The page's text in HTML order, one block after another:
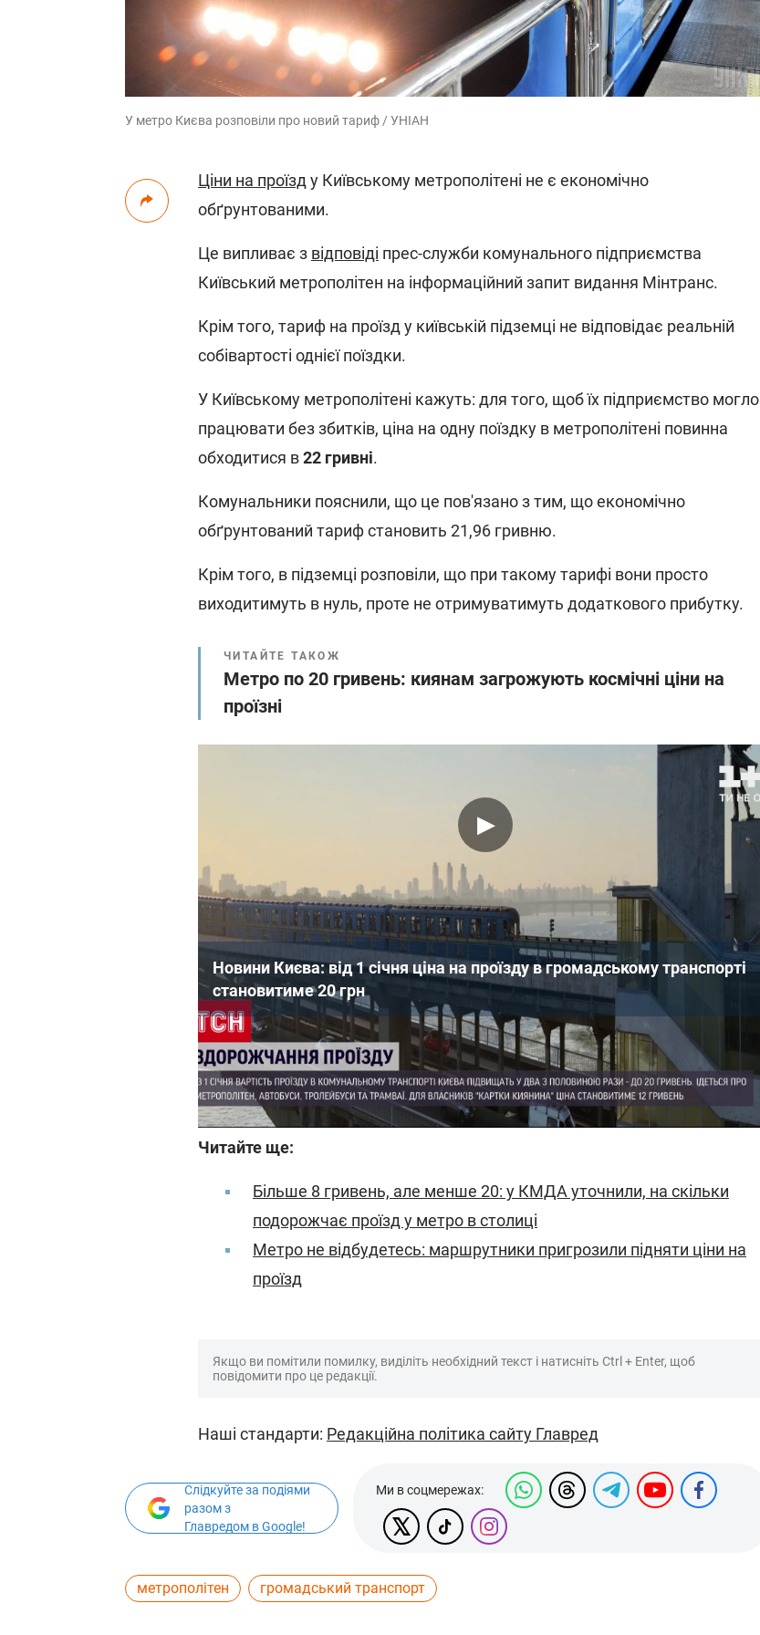
У метро Києва розповіли про новий тариф / УНІАН
Ціни на проїзд у Київському метрополітені не є економічно
обґрунтованими.
Це випливає з відповіді прес-служби комунального підприємства
Київський метрополітен на інформаційний запит видання Мінтранс.
Крім того, тариф на проїзд у київській підземці не відповідає реальній
собівартості однієї поїздки.
У Київському метрополітені кажуть: для того, щоб їх підприємство могло
працювати без збитків, ціна на одну поїздку в метрополітені повинна
обходитися в22 гривні.
Комунальники пояснили, що це пов'язано з тим, що економічно
обґрунтований тариф становить 21,96 гривню.
Крім того, в підземці розповіли, що при такому тарифі вони просто
виходитимуть в нуль, проте не отримуватимуть додаткового прибутку.
ЧИТАЙТЕ ТАКОЖ
Метро по 20 гривень: киянам загрожують космічні ціни на
проїзні
Новини Києва: від 1 січня ціна на проїзду в громадському транспорті
становитиме 20 грн
Нагадаємо, раніше Кабінет Міністрів України під час чергового засідання
схвалив законопроект, який передбачаємонетизацію пільг на проїзду
громадському транспорті та комунальні послуги.
Читайте ще:
Більше 8 гривень, але менше 20: у КМДА уточнили, на скільки
подорожчає проїзд у метро в столиці
Метро не відбудетесь: маршрутники пригрозили підняти ціни на
проїзд
Якщо ви помітили помилку, виділіть необхідний текст і натисніть Ctrl + Enter, щоб
повідомити про це редакції.
Наші стандарти: Редакційна політика сайту Главред
Слідкуйте за подіями
разом з
Главредом в Google!
Ми в соцмережах:
метрополітен громадський транспорт